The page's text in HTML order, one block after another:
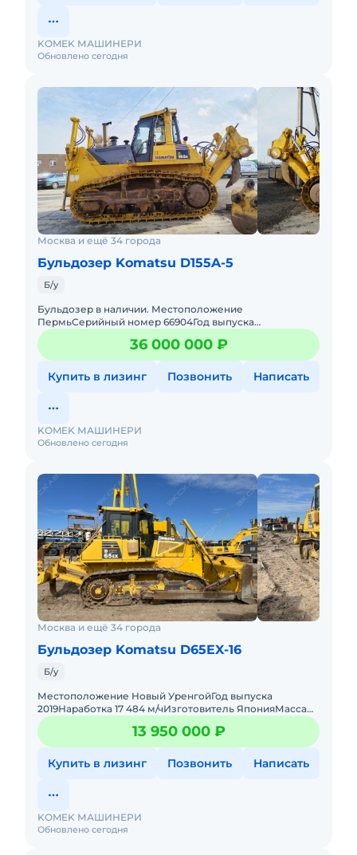
Обновлено сегодня
KOMEK МАШИНЕРИ
Москва и ещё 34 города
Бульдозер Komatsu D155A-5
Б/у
Бульдозер в наличии. Местоположение
ПермьСерийный номер 66904Год выпуска
2021Наработка 12 869 м/чИзготовитель ЯпонияМасса
38,7 тV отвала 8,8 м3Полезная мощност
36 000 000 ₽
Купить в лизинг Позвонить Написать
Обновлено сегодня
KOMEK МАШИНЕРИ
Москва и ещё 34 города
Бульдозер Komatsu D65EX-16
Б/у
Местоположение Новый УренгойГод выпуска
2019Наработка 17 484 м/чИзготовитель ЯпонияМасса
21,3 тV отвала 5,6 м3Полезная мощность 153 кВт (209 л.
с.)Бульдозер из
13 950 000 ₽
Купить в лизинг Позвонить Написать
Обновлено сегодня
KOMEK МАШИНЕРИ